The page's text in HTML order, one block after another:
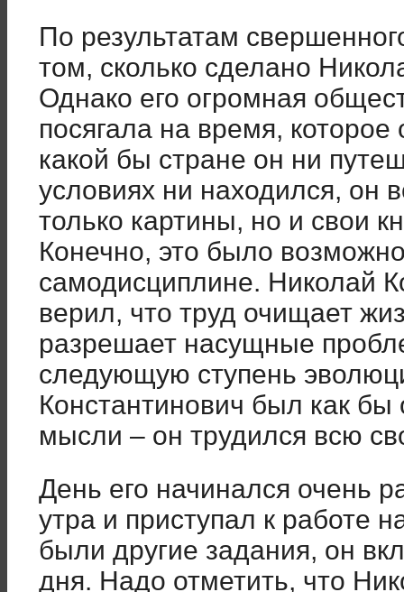
По результатам
том, сколько сделано
Однако его огромная
посягала на время, которое
какой бы стране он ни
условиях ни находился, он
только картины, но и свои
Конечно, это было
самодисциплине. Николай
верил, что труд очищает
разрешает насущные
следующую ступень
Константинович был как
мысли – он трудился всю
День его начинался очень
утра и приступал к работе
были другие задания, он
дня. Надо отметить, что